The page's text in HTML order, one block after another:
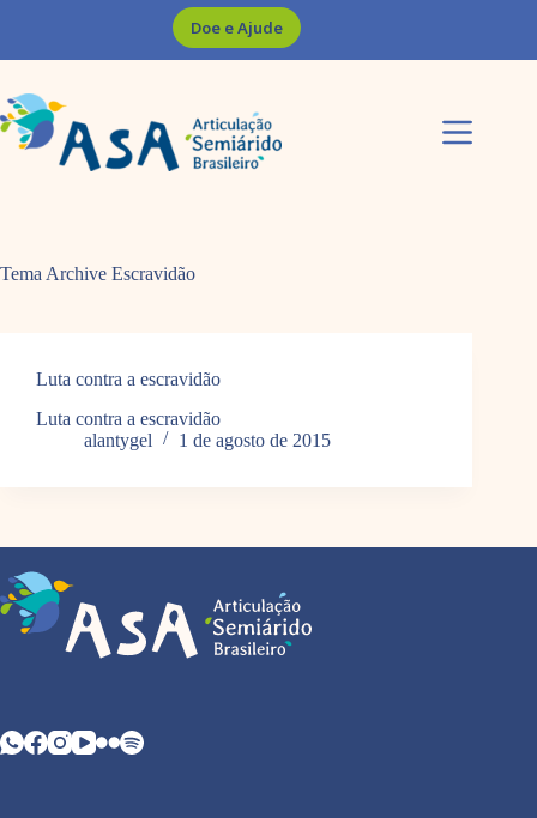
Doe e Ajude
Tema Archive Escravidão
Luta contra a escravidão
Luta contra a escravidão
alantygel
1 de agosto de 2015